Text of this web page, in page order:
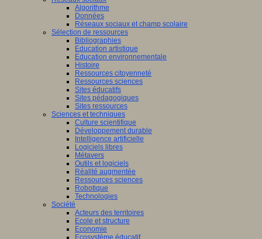
Algorithme
Données
Réseaux sociaux et champ scolaire
Sélection de ressources
Bibliographies
Education artistique
Education environnementale
Histoire
Ressources citoyenneté
Ressources sciences
Sites éducatifs
Sites pédagogiques
Sites ressources
Sciences et techniques
Culture scientifique
Développement durable
Intelligence artificielle
Logiciels libres
Métavers
Outils et logiciels
Réalité augmentée
Ressources sciences
Robotique
Technologies
Société
Acteurs des territoires
Ecole et structure
Economie
Ecosystème éducatif